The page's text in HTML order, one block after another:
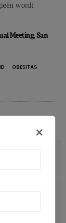
wordt
Meeting, San
OBESITAS
×